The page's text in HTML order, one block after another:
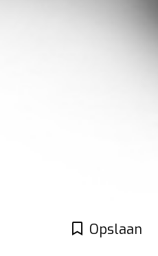
Opslaan